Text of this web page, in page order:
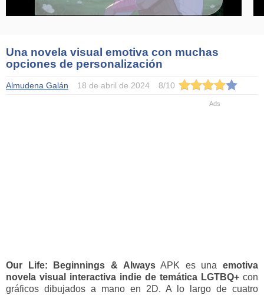
Una novela visual emotiva con muchas
opciones de personalización
Almudena Galán 18 de abril de 2024 8/10
Our Life: Beginnings & AlwaysAPK es una emotiva
novela visual interactiva indie de temática LGTBQ+ con
gráficos dibujados a mano en 2D. A lo largo de cuatro